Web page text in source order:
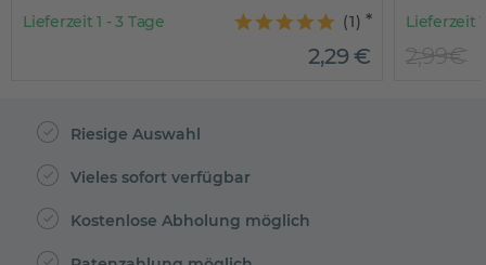
Lieferzeit 1 - 3 Tage (1
29€
Lieferzeit 1 -
2,99€
Riesige Auswahl
Vieles sofort verfügbar
Kostenlose Abholung möglich